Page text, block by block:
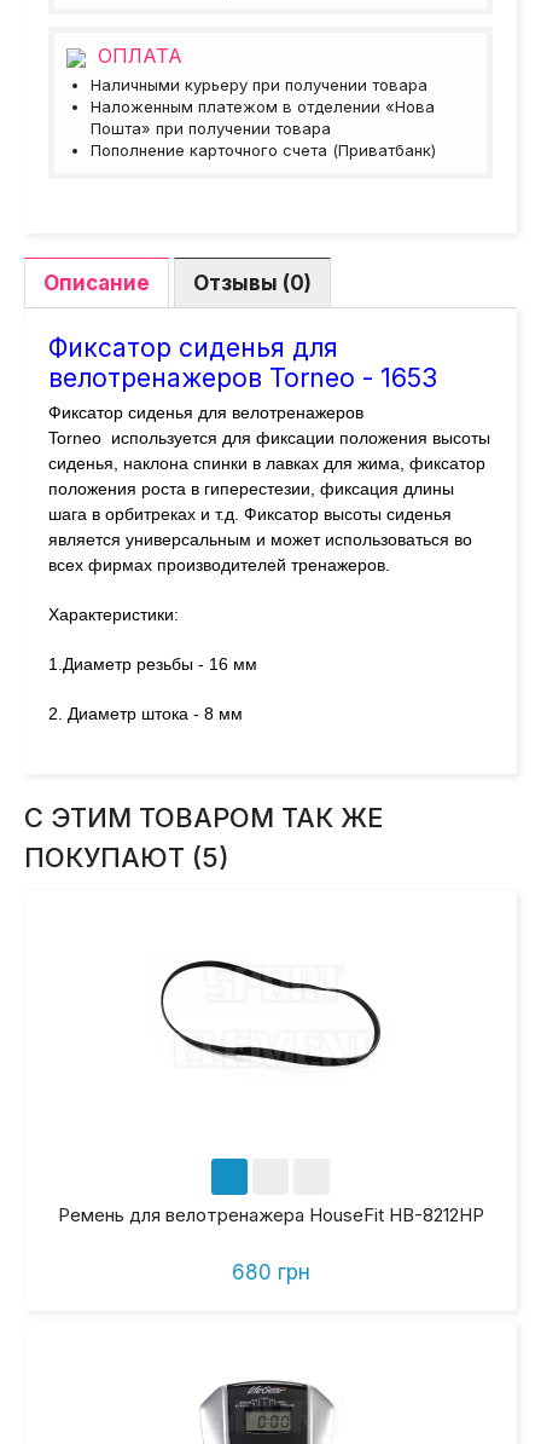
ОПЛАТА
Наличными курьеру при получении товара
Наложенным платежом в отделении «Нова
Пошта» при получении товара
Пополнение карточного счета (Приватбанк)
Описание Отзывы (0)
Фиксатор сиденья для
велотренажеров Torneo - 1653
Фиксатор сиденья для велотренажеров
Torneo используется для фиксации положения высоты
сиденья, наклона спинки в лавках для жима, фиксатор
положения роста в гиперестезии, фиксация длины
шага в орбитреках и т.д. Фиксатор высоты сиденья
является универсальным и может использоваться во
всех фирмах производителей тренажеров.
Характеристики:
1.Диаметр резьбы - 16 мм
2. Диаметр штока - 8 мм
С ЭТИМ ТОВАРОМ ТАК ЖЕ
ПОКУПАЮТ (5)
Ремень для велотренажера HouseFit HB-8212HP
680 грн